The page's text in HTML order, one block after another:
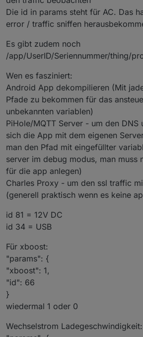
Die id in params steht für AC. Das
error / traffic sniffen
Es gibt zudem noch
/app/UserID/Seriennummer/thing/
Wen es fasziniert:
Android App dekompilieren (Mit
Pfade zu bekommen für das
unbekannten variablen)
PiHole/MQTT Server - um den DNS
sich die App mit dem eigenen
man den Pfad mit eingefüllter
server im debug modus, man muss
für die app anlegen)
Charles Proxy - um den ssl traffic
(generell praktisch wenn es keine
id 81 = 12V DC
id 34 = USB
Für xboost:
"params": {
"xboost": 1,
"id": 66
}
wiedermal 1 oder 0
Wechselstrom Ladegeschwindigkeit: